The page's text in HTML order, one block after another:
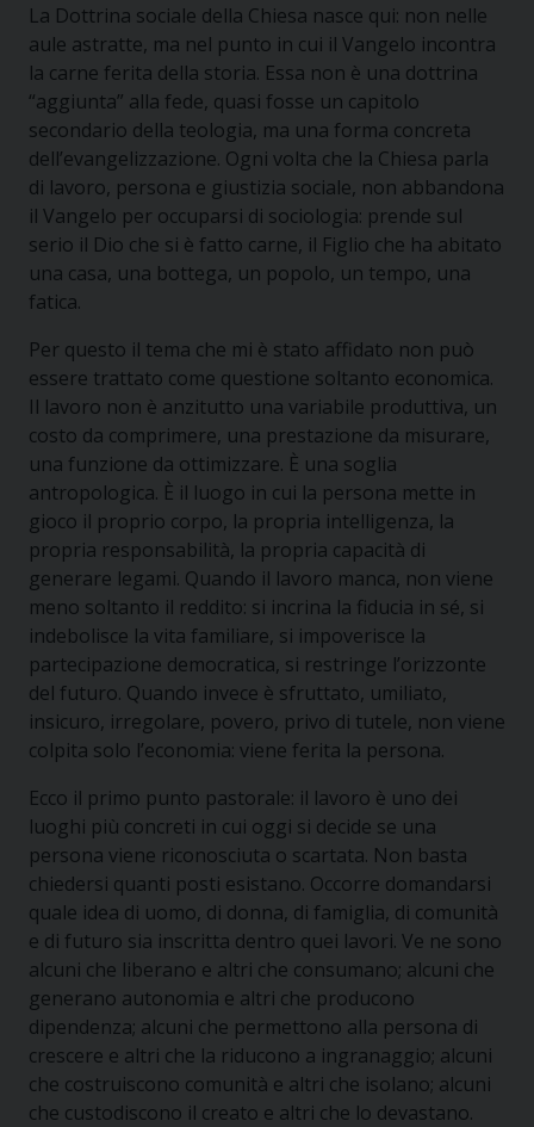
La Dottrina sociale della Chiesa nasce qui: non nelle
aule astratte, ma nel punto in cui il Vangelo incontra
la carne ferita della storia. Essa non è una dottrina
“aggiunta” alla fede, quasi fosse un capitolo
secondario della teologia, ma una forma concreta
dell’evangelizzazione. Ogni volta che la Chiesa parla
di lavoro, persona e giustizia sociale, non abbandona
il Vangelo per occuparsi di sociologia: prende sul
serio il Dio che si è fatto carne, il Figlio che ha abitato
una casa, una bottega, un popolo, un tempo, una
fatica.
Per questo il tema che mi è stato affidato non può
essere trattato come questione soltanto economica.
Il lavoro non è anzitutto una variabile produttiva, un
costo da comprimere, una prestazione da misurare,
una funzione da ottimizzare. È una soglia
antropologica. È il luogo in cui la persona mette in
gioco il proprio corpo, la propria intelligenza, la
propria responsabilità, la propria capacità di
generare legami. Quando il lavoro manca, non viene
meno soltanto il reddito: si incrina la fiducia in sé, si
indebolisce la vita familiare, si impoverisce la
partecipazione democratica, si restringe l’orizzonte
del futuro. Quando invece è sfruttato, umiliato,
insicuro, irregolare, povero, privo di tutele, non viene
colpita solo l’economia: viene ferita la persona.
Ecco il primo punto pastorale: il lavoro è uno dei
luoghi più concreti in cui oggi si decide se una
persona viene riconosciuta o scartata. Non basta
chiedersi quanti posti esistano. Occorre domandarsi
quale idea di uomo, di donna, di famiglia, di comunità
e di futuro sia inscritta dentro quei lavori. Ve ne sono
alcuni che liberano e altri che consumano; alcuni che
generano autonomia e altri che producono
dipendenza; alcuni che permettono alla persona di
crescere e altri che la riducono a ingranaggio; alcuni
che costruiscono comunità e altri che isolano; alcuni
che custodiscono il creato e altri che lo devastano.